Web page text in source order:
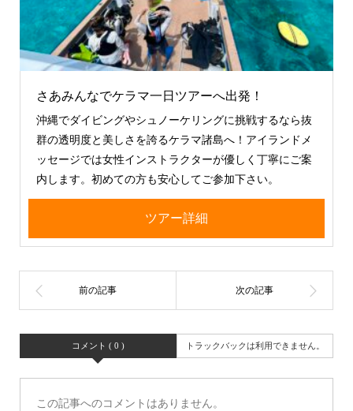
さあみんなでケラマ一日ツアーへ出発！
沖縄でダイビングやシュノーケリングに挑戦するなら抜
群の透明度と美しさを誇るケラマ諸島へ！アイランドメ
ッセージでは女性インストラクターが優しく丁寧にご案
内します。初めての方も安心してご参加下さい。
ツアー詳細
コメント ( 0 ) トラックバックは利用できません。
この記事へのコメントはありません。